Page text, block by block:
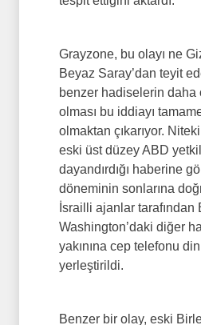
Grayzone, bu olayı ne
Beyaz Saray’dan teyit
benzer hadiselerin daha
olması bu iddiayı
olmaktan çıkarıyor.
eski üst düzey ABD
dayandırdığı haberine
döneminin sonlarına
İsrailli ajanlar
Washington’daki diğer
yakınına cep telefonu
yerleştirildi.
Benzer bir olay, eski